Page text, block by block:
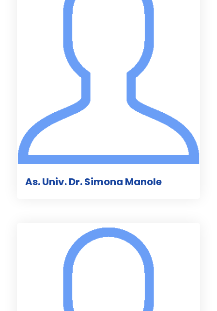
As. Univ. Dr. Simona Manole